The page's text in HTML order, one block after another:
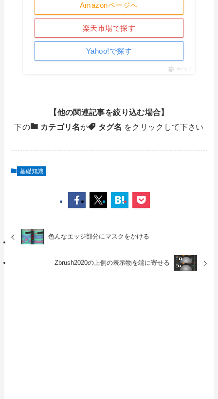
Amazonページへ
楽天市場で探す
Yahoo!で探す
ポチップ
【他の関連記事を絞り込む場合】
下の
カテゴリ名か タグ名 をクリックして下さい
基礎知識
色んなエッジ部分にマスクをかける
Zbrush2020の上側の表示物を端に寄せる